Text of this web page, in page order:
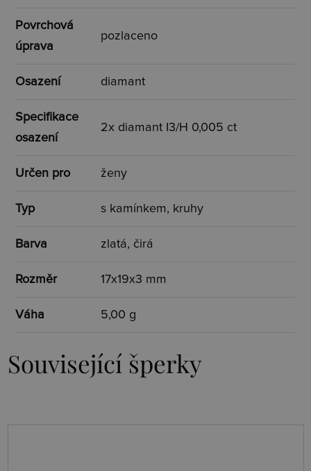
Povrchová
úprava
pozlaceno
Osazení diamant
Specifikace
osazení
2x diamant I3/H 0,005 ct
Určen pro ženy
Typ s kamínkem, kruhy
Barva zlatá, čirá
Rozměr 17x19x3 mm
Váha 5,00 g
Související šperky